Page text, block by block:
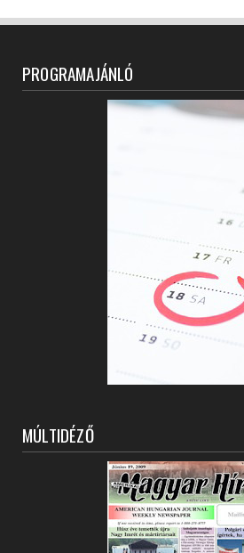
PROGRAMAJÁNLÓ
MÚLTIDÉZŐ